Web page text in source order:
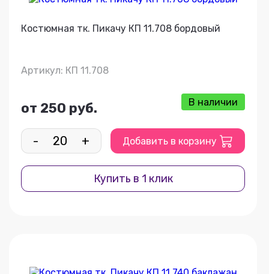
Костюмная тк. Пикачу КП 11.708 бордовый
Артикул: КП 11.708
от 250 руб. В наличии
- + Добавить в корзину
Купить в 1 клик